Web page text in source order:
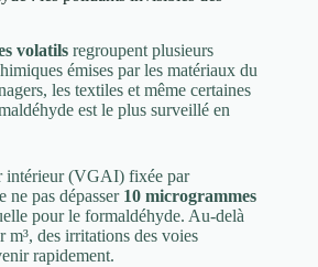
volatils regroupent plusieurs
émises par les matériaux du
les textiles et même certaines
est le plus surveillé en
intérieur (VGAI) fixée par
ne pas dépasser 10 microgrammes
pour le formaldéhyde. Au-delà
m³, des irritations des voies
rapidement.